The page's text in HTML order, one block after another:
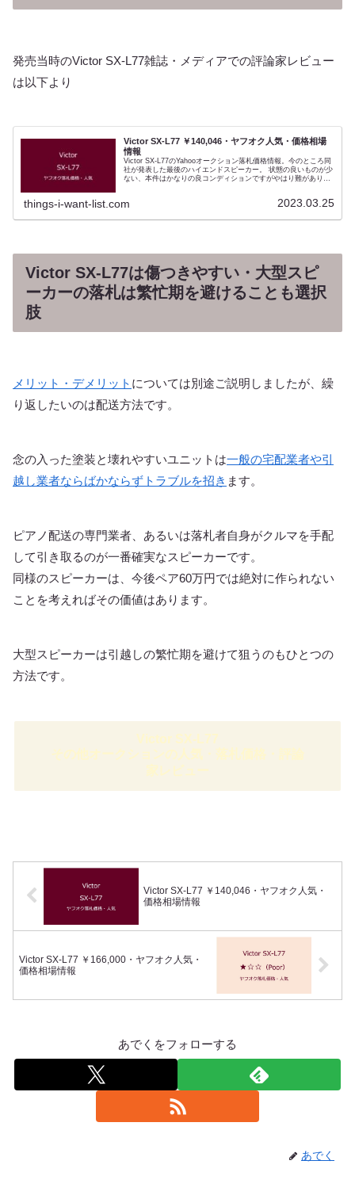
発売当時のVictor SX-L77雑誌・メディアでの評論家レビュー
は以下より
Victor SX-L77 ￥140,046・ヤフオク人気・価格相場
情報
Victor SX-L77のYahooオークション落札価格情報。今のところ同
社が発表した最後のハイエンドスピーカー。 状態の良いものが少
ない、本件はかなりの良コンディションですがやはり難がありま
を集めます。 音質上のデメリットはありません、強いていうなら
こと。また過去のビクタースピーカーの高級オーディオと比較し
のの、キャビネットやマグネット仕様など、それまでのVictor流
とは異なる、つまり「やや常識的な」ものとなりました。 2008
年にKENWOODとの経営統合ですから、ハイエンドオーディオは
SX-L77までであったと思われます。 そもそもアルニコマグネッ
トに金メッキを施した振動板の専用設計ユニット、そして内部ま
things-i-want-list.com 2023.03.25
Victor SX-L77は傷つきやすい・大型スピ
ーカーの落札は繁忙期を避けることも選択
肢
メリット・デメリット については別途ご説明しましたが、繰
り返したいのは配送方法です。
念の入った塗装と壊れやすいユニットは一般の宅配業者や引
越し業者ならばかならずトラブルを招き ます。
ピアノ配送の専門業者、あるいは落札者自身がクルマを手配
して引き取るのが一番確実なスピーカーです。
同様のスピーカーは、今後ペア60万円では絶対に作られない
ことを考えればその価値はあります。
大型スピーカーは引越しの繁忙期を避けて狙うのもひとつの
方法です。
Victor SX-L77
その他オークションの人気・落札価格・評論
家レビュー
Victor SX-L77 ￥140,046・ヤフオク人気・
価格相場情報
Victor SX-L77 ￥166,000・ヤフオク人気・
価格相場情報
あでくをフォローする
あでく